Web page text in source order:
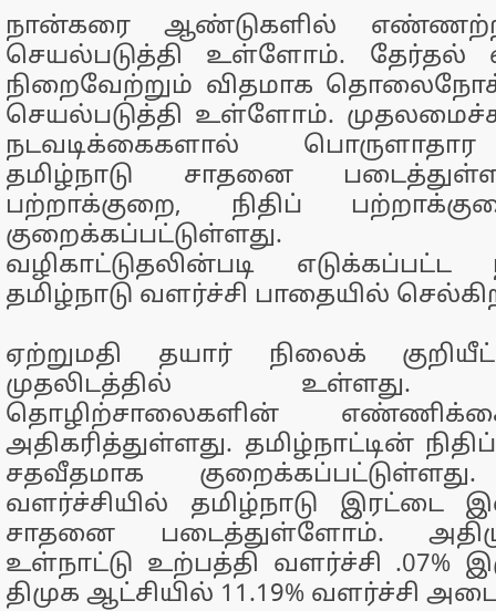
நான்கரை ஆண்டுகளில்
செயல்படுத்தி உள்ளோம். தேர்தல்
நிறைவேற்றும் விதமாக
செயல்படுத்தி உள்ளோம்.
நடவடிக்கைகளால்
தமிழ்நாடு சாதனை
பற்றாக்குறை, நிதிப்
குறைக்கப்பட்டுள்ளது.
வழிகாட்டுதலின்படி எடுக்கப்பட்ட
தமிழ்நாடு வளர்ச்சி பாதையில்
ஏற்றுமதி தயார் நிலைக்
முதலிடத்தில் உள்ளது.
தொழிற்சாலைகளின்
அதிகரித்துள்ளது. தமிழ்நாட்டின்
சதவீதமாக
வளர்ச்சியில் தமிழ்நாடு இரட்டை
சாதனை படைத்துள்ளோம்.
உள்நாட்டு உற்பத்தி வளர்ச்சி .07%
திமுக ஆட்சியில் 11.19% வளர்ச்சி